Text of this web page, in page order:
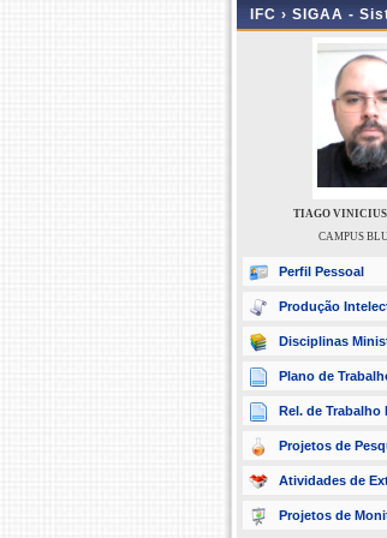
IFC › SIGAA -
TIAGO
CAMPUS
Perfil Pessoal
Produção
Disciplinas
Plano de
Rel. de Trabalho
Projetos de
Atividades de
Projetos de